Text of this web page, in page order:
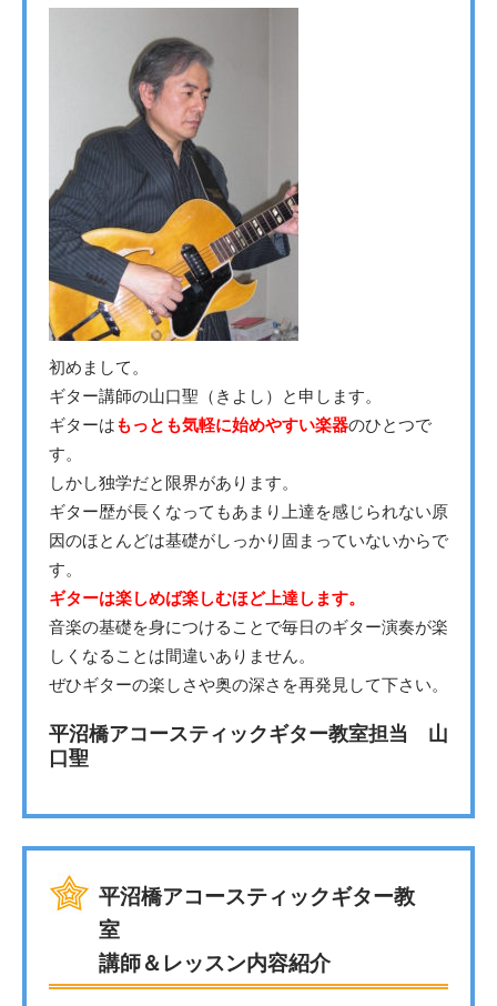
初めまして。
ギター講師の山口聖（きよし）と申します。
ギターはもっとも気軽に始めやすい楽器のひとつで
す。
しかし独学だと限界があります。
ギター歴が長くなってもあまり上達を感じられない原
因のほとんどは基礎がしっかり固まっていないからで
す。
ギターは楽しめば楽しむほど上達します。
音楽の基礎を身につけることで毎日のギター演奏が楽
しくなることは間違いありません。
ぜひギターの楽しさや奥の深さを再発見して下さい。
平沼橋アコースティックギター教室担当 山
口聖
平沼橋アコースティックギター教
室
講師＆レッスン内容紹介